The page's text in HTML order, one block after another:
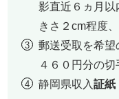
影直近６ヵ月
きさ２cm程度
郵送受取を希望
４６０円分の切
静岡県収入証紙